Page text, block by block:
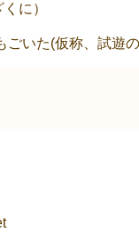
に）
ごいた(仮称、試遊